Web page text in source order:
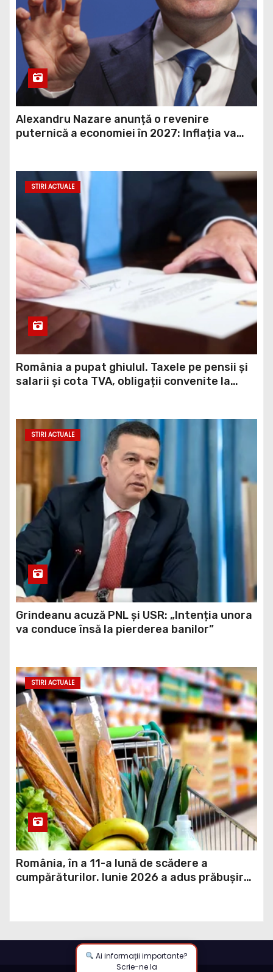
Alexandru Nazare anunță o revenire
puternică a economiei în 2027: Inflația va
STIRI ACTUALE
România a pupat ghiulul. Taxele pe pensii și
salarii și cota TVA, obligații convenite la
STIRI ACTUALE
Grindeanu acuză PNL și USR: „Intenția unora
va conduce însă la pierderea banilor”
STIRI ACTUALE
România, în a 11-a lună de scădere a
cumpărăturilor. Iunie 2026 a adus prăbușirea
Ai informații importante?
Scrie-ne la